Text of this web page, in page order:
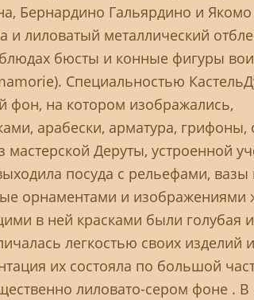
Бернардино Гальярдино и
лиловатый металлический
бюсты и конные фигуры
Специальностью
фон, на котором изображались,
арабески, арматура,
мастерской Деруты, устроенной
посуда с рельефами, вазы
орнаментами и изображениями
в ней красками были голубая
легкостью своих изделий
их состояла по большой
лиловато-сером фоне . В